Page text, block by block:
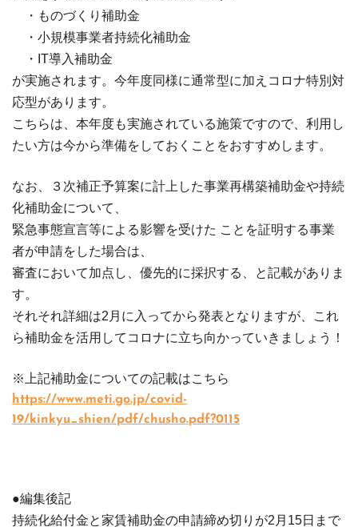
・ものづくり補助金
・小規模事業者持続化補助金
・IT導入補助金
が実施されます。今年度同様に通常型に加えコロナ特別対
応型があります。
こちらは、本年度も実施されている施策ですので、利用し
たい方は今から準備をしておくことをおすすめします。
なお、３次補正予算案に計上した事業再構築補助金や持続
化補助金について、
緊急事態宣言等による影響を受けた ことを証明する事業
者が申請をした場合は、
審査において加点し、優先的に採択する、と記載がありま
す。
それそれ詳細は2月に入ってから発表となりますが、
これ
ら補助金を活用してコロナに立ち向かっていきましょう！
※上記補助金についての記載はこちら
https://www.meti.go.jp/covid-
19/kinkyu_shien/pdf/chusho.pdf?0115
●編集後記
持続化給付金と家賃補助金の申請締め切りが2月15日まで